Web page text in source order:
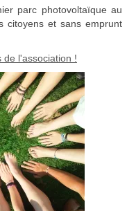
parc photovoltaïque au
citoyens et sans emprunt
de l'association !